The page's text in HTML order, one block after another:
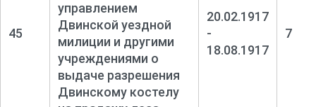
45
управлением
Двинской уездной
милиции и другими
учреждениями о
выдаче разрешения
Двинскому костелу
20.02.1917
-
18.08.1917
7